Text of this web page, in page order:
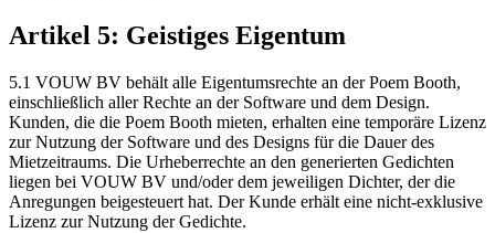
Artikel 5: Geistiges Eigentum
5.1 VOUW BV behält alle Eigentumsrechte an der Poem Booth,
einschließlich aller Rechte an der Software und dem Design.
Kunden, die die Poem Booth mieten, erhalten eine temporäre Lizenz
zur Nutzung der Software und des Designs für die Dauer des
Mietzeitraums. Die Urheberrechte an den generierten Gedichten
liegen bei VOUW BV und/oder dem jeweiligen Dichter, der die
Anregungen beigesteuert hat. Der Kunde erhält eine nicht-exklusive
Lizenz zur Nutzung der Gedichte.